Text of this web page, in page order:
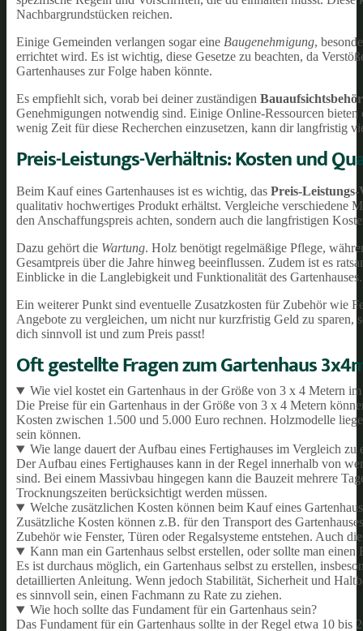
Nachbargrundstücken reichen.
Einige Gemeinden verlangen sogar eine Baugenehmigung,
errichtet wird. Es ist wichtig, diese Gesetze zu beachten, da
Gartenhauses zur Folge haben könnte.
Es empfiehlt sich, vorab bei deiner zuständigen
Genehmigungen notwendig sind. Einige Online-Ressourcen
wenig Zeit für diese Recherchen einzusetzen, kann dir langfristig
Preis-Leistungs-Verhältnis: Kosten und
Beim Kauf eines Gartenhauses ist es wichtig, das Preis-
qualitativ hochwertiges Produkt erhältst. Vergleiche verschiedene
den Anschaffungspreis achten, sondern auch die langfristigen
Dazu gehört die Wartung. Holz benötigt regelmäßige Pflege,
Gesamtpreis über die Jahre hinweg beeinflussen. Zudem ist es
Einblicke in die Langlebigkeit und Funktionalität des Gartenhauses.
Ein weiterer Punkt sind eventuelle Zusatzkosten für Zubehör wie
Angebote zu vergleichen, um nicht nur kurzfristig Geld zu
dich sinnvoll ist und zum Preis passt!
Oft gestellte Fragen zum Gartenhaus
Wie viel kostet ein Gartenhaus in der Größe von 3 x 4 Metern
Die Preise für ein Gartenhaus in der Größe von 3 x 4 Metern
Kosten zwischen 1.500 und 5.000 Euro rechnen. Holzmodelle
sein können.
Wie lange dauert der Aufbau eines Fertighauses im Vergleich zu
Der Aufbau eines Fertighauses kann in der Regel innerhalb von
sind. Bei einem Massivbau hingegen kann die Bauzeit mehrere
Trocknungszeiten berücksichtigt werden müssen.
Welche zusätzlichen Kosten können beim Kauf eines
Zusätzliche Kosten können z.B. für den Transport des
Zubehör wie Fenster, Türen oder Regalsysteme entstehen. Auch
Kann man ein Gartenhaus selbst erstellen, oder sollte man einen
Es ist durchaus möglich, ein Gartenhaus selbst zu erstellen,
detaillierten Anleitung. Wenn jedoch Stabilität, Sicherheit und
es sinnvoll sein, einen Fachmann zu Rate zu ziehen.
Wie hoch sollte das Fundament für ein Gartenhaus sein?
Das Fundament für ein Gartenhaus sollte in der Regel etwa 10